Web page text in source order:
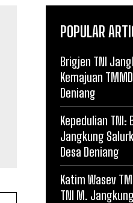
POPULAR
Brigjen TNI
Kemajuan
Deniang
Kepedulian TNI:
Jangkung
Desa Deniang
Katim Wasev
TNI M.